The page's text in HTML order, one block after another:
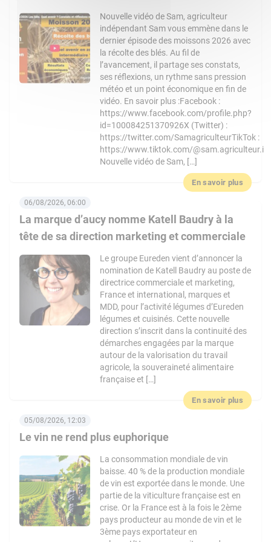
Nouvelle vidéo de Sam, agriculteur
indépendant Sam vous emmène dans le
dernier épisode des moissons 2026 avec
la récolte des blés. Au fil de
l’avancement, il partage ses constats,
ses réflexions, un rythme sans pression
météo et un point économique en fin de
vidéo. En savoir plus :Facebook :
https://www.facebook.com/profile.php?
id=100084251370926X (Twitter) :
https://twitter.com/SamagriculteurTikTok :
https://www.tiktok.com/@sam.agriculteur.i
Nouvelle vidéo de Sam, […]
En savoir plus
La marque d’aucy nomme Katell Baudry à la
tête de sa direction marketing et commerciale
06/08/2026, 06:00
Le groupe Eureden vient d’annoncer la
nomination de Katell Baudry au poste de
directrice commerciale et marketing,
France et international, marques et
MDD, pour l’activité légumes d’Eureden
légumes et cuisinés. Cette nouvelle
direction s’inscrit dans la continuité des
démarches engagées par la marque
autour de la valorisation du travail
agricole, la souveraineté alimentaire
française et […]
En savoir plus
Le vin ne rend plus euphorique
05/08/2026, 12:03
La consommation mondiale de vin
baisse. 40 % de la production mondiale
de vin est exportée dans le monde. Une
partie de la viticulture française est en
crise. Or la France est à la fois le 2ème
pays producteur au monde de vin et le
3ème pays exportateur en